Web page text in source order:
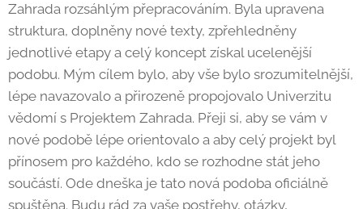
Zahrada rozsáhlým přepracováním. Byla upravena
struktura, doplněny nové texty, zpřehledněny
jednotlivé etapy a celý koncept získal ucelenější
podobu. Mým cílem bylo, aby vše bylo srozumitelnější,
lépe navazovalo a přirozeně propojovalo Univerzitu
vědomí s Projektem Zahrada. Přeji si, aby se vám v
nové podobě lépe orientovalo a aby celý projekt byl
přínosem pro každého, kdo se rozhodne stát jeho
součástí. Ode dneška je tato nová podoba oficiálně
spuštěna. Budu rád za vaše postřehy, otázky,